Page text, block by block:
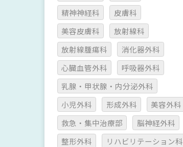
精神神経科
皮膚科
美容皮膚科
放射線科
放射線腫瘍科
消化器外科
心臓血管外科
呼吸器外科
乳腺・甲状腺・内分泌外科
小児外科
形成外科
美容外科
救急・集中治療部
脳神経外科
整形外科
リハビリテーション科